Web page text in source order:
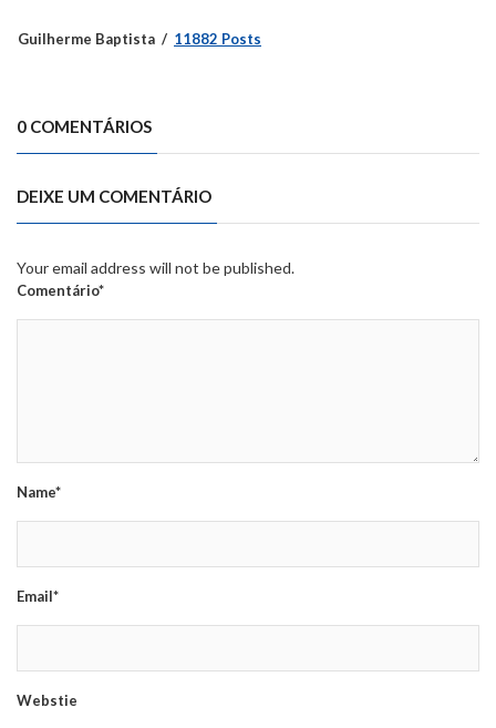
Guilherme Baptista 11882 Posts
0 COMENTÁRIOS
DEIXE UM COMENTÁRIO
Your email address will not be published.
Comentário*
Name*
Email*
Webstie